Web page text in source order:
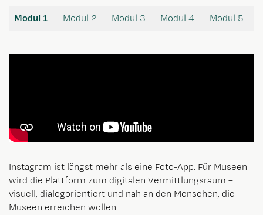
Modul 1 Modul 2 Modul 3 Modul 4 Modul 5
Instagram ist längst mehr als eine Foto-App: Für Museen
wird die Plattform zum digitalen Vermittlungsraum –
visuell, dialogorientiert und nah an den Menschen, die
Museen erreichen wollen.